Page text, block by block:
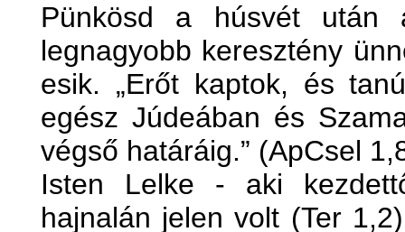
Pünkösd a húsvét után
legnagyobb keresztény
esik. „Erőt kaptok, és
egész Júdeában és
végső határáig.” (ApCsel
Isten Lelke - aki
hajnalán jelen volt (Ter